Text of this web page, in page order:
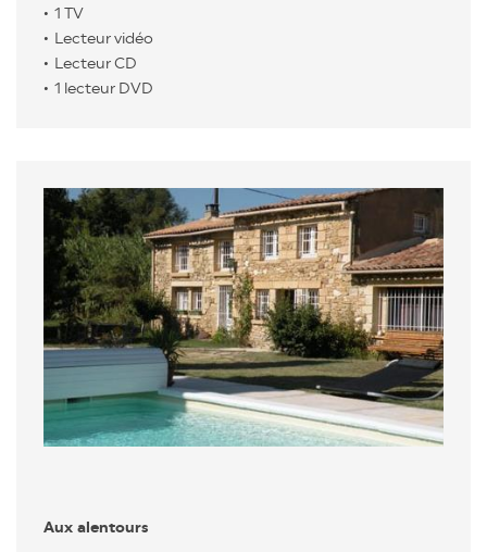
1 TV
Lecteur vidéo
Lecteur CD
1 lecteur DVD
Aux alentours